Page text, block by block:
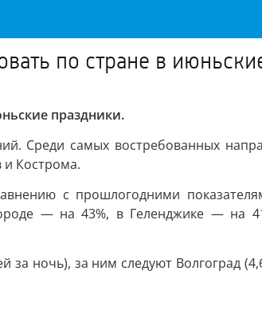
по стране в
праздники.
Среди самых востребованных
и Кострома.
с прошлогодними
— на 43%, в Геленджике — на
ночь), за ним следуют Волгоград